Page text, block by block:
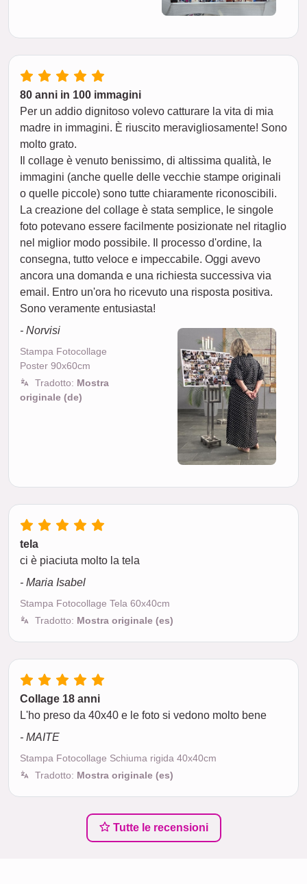
80 anni in 100 immagini
Per un addio dignitoso volevo catturare la vita di mia
madre in immagini. È riuscito meravigliosamente! Sono
molto grato.
Il collage è venuto benissimo, di altissima qualità, le
immagini (anche quelle delle vecchie stampe originali
o quelle piccole) sono tutte chiaramente riconoscibili.
La creazione del collage è stata semplice, le singole
foto potevano essere facilmente posizionate nel ritaglio
nel miglior modo possibile. Il processo d'ordine, la
consegna, tutto veloce e impeccabile. Oggi avevo
ancora una domanda e una richiesta successiva via
email. Entro un'ora ho ricevuto una risposta positiva.
Sono veramente entusiasta!
- Norvisi
Stampa Fotocollage
Poster 90x60cm
Tradotto: Mostra
originale (de)
tela
ci è piaciuta molto la tela
- Maria Isabel
Stampa Fotocollage Tela 60x40cm
Tradotto: Mostra originale (es)
Collage 18 anni
L'ho preso da 40x40 e le foto si vedono molto bene
- MAITE
Stampa Fotocollage Schiuma rigida 40x40cm
Tradotto: Mostra originale (es)
Tutte le recensioni